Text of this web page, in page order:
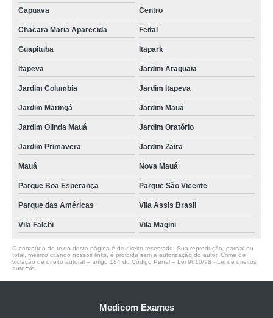
Capuava
Centro
Chácara Maria Aparecida Feital
Guapituba Itapark
Itapeva Jardim Araguaia
Jardim Columbia Jardim Itapeva
Jardim Maringá Jardim Mauá
Jardim Olinda Mauá Jardim Oratório
Jardim Primavera Jardim Zaira
Mauá Nova Mauá
Parque Boa Esperança Parque São Vicente
Parque das Américas Vila Assis Brasil
Vila Falchi Vila Magini
O conteúdo do texto desta página é de direito reservado. Sua reprodução, parcial ou
total, mesmo citando nossos links, é proibida sem a autorização do autor. Crime de
violação de direito autoral – artigo 184 do Código Penal – Lei 9610/98 - Lei de direitos
autorais
Medicom Exames